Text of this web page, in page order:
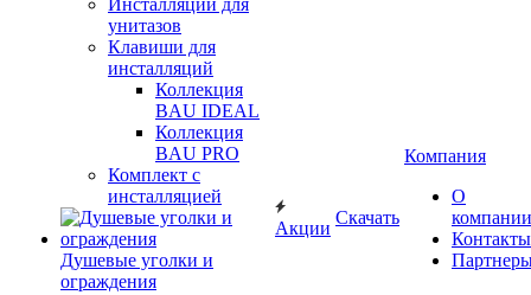
Инсталляции для
унитазов
Клавиши для
инсталляций
Коллекция
BAU IDEAL
Коллекция
BAU PRO
Комплект с
инсталляцией
Душевые уголки и
ограждения
Акции
Скачать
Компания
О
компании
Контакты